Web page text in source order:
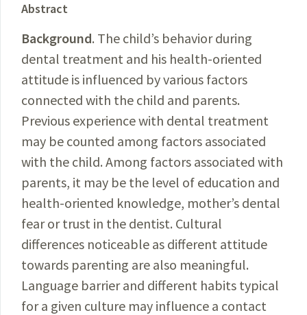
Abstract
Background. The child’s behavior during
dental treatment and his health-oriented
attitude is influenced by various factors
connected with the child and parents.
Previous experience with dental treatment
may be counted among factors associated
with the child. Among factors associated with
parents, it may be the level of education and
health-oriented knowledge, mother’s dental
fear or trust in the dentist. Cultural
differences noticeable as different attitude
towards parenting are also meaningful.
Language barrier and different habits typical
for a given culture may influence a contact